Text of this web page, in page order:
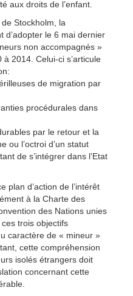
aux droits de l’enfant.
Stockholm, la
d’adopter le 6 mai dernier
non accompagnés »
2014. Celui-ci s’articule
de migration par
procédurales dans
par le retour et la
ou l’octroi d’un statut
de s’intégrer dans l’Etat
plan d’action de l’intérêt
à la Charte des
des Nations unies
trois objectifs
caractère de « mineur »
cette compréhension
isolés étrangers doit
concernant cette